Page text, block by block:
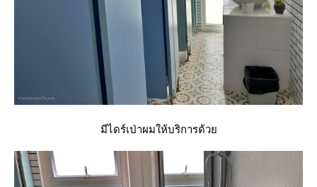
มีไดร์เป่าผมให้บริการด้ว